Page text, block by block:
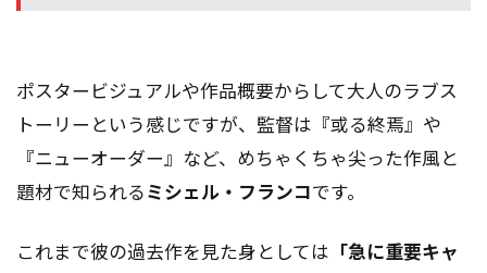
ポスタービジュアルや作品概要からして大人のラブス
トーリーという感じですが、監督は『或る終焉』や
『ニューオーダー』など、めちゃくちゃ尖った作風と
題材で知られるミシェル・フランコです。
これまで彼の過去作を見た身としては 「急に重要キャ